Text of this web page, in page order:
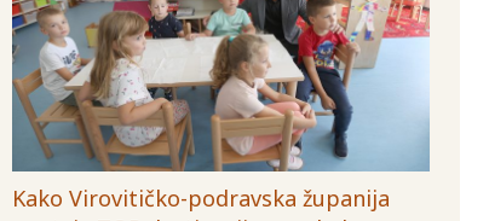
Kako Virovitičko-podravska županija